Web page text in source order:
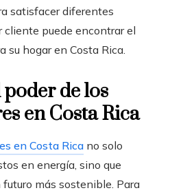
satisfacer diferentes
cliente puede encontrar el
su hogar en Costa Rica.
de los
en Costa Rica
en Costa Rica no solo
en energía, sino que
más sostenible. Para